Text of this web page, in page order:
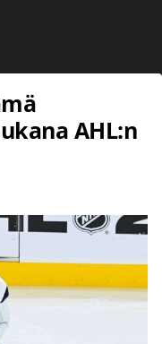
AHL:n